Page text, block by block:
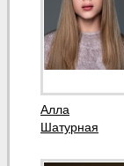
Алла
Шатурная